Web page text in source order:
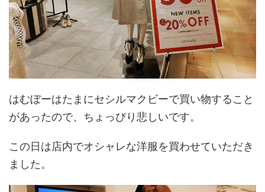
はむぼーはたまにセシルマクビーで買い物すること
があったので、ちょっぴり悲しいです。
この日は店内でオシャレな洋服を買わせていただき
ました。